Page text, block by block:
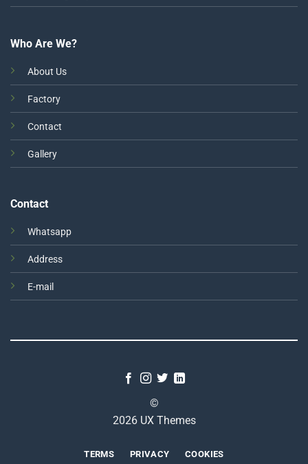
Who Are We?
About Us
Factory
Contact
Gallery
Contact
Whatsapp
Address
E-mail
©
2026 UX Themes
TERMS PRIVACY COOKIES